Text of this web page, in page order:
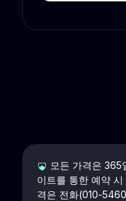
모든 가격은 365
이트를 통한 예약 시
격은 전화(010-